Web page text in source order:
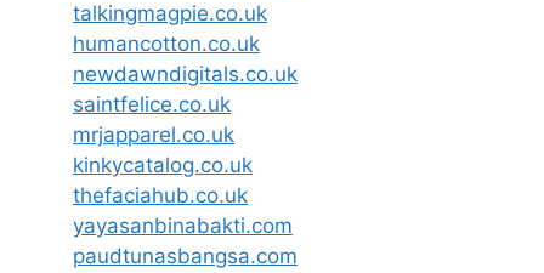
talkingmagpie.co.uk
humancotton.co.uk
newdawndigitals.co.uk
saintfelice.co.uk
mrjapparel.co.uk
kinkycatalog.co.uk
thefaciahub.co.uk
yayasanbinabakti.com
paudtunasbangsa.com